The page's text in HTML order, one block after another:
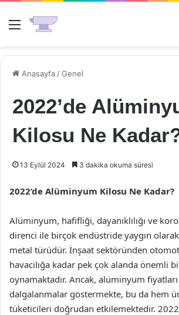
Menü
Anasayfa /Genel
2022’de
Kilosu Ne
13 Eylül 2024 3 dakika okuma süresi
2022’de Alüminyum Kilosu Ne Kadar?
Alüminyum, hafifliği, dayanıklılığı ve
direnci ile birçok endüstride yaygın
metal türüdür. İnşaat sektöründen
havacılığa kadar pek çok alanda önemli
oynamaktadır. Ancak, alüminyum
dalgalanmalar göstermekte, bu da hem
tüketicileri doğrudan etkilemektedir.